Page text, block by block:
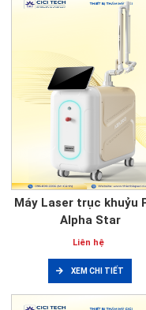
Máy Laser trục khuỷu
Alpha Star
Liên hệ
XEM CHI TIẾT